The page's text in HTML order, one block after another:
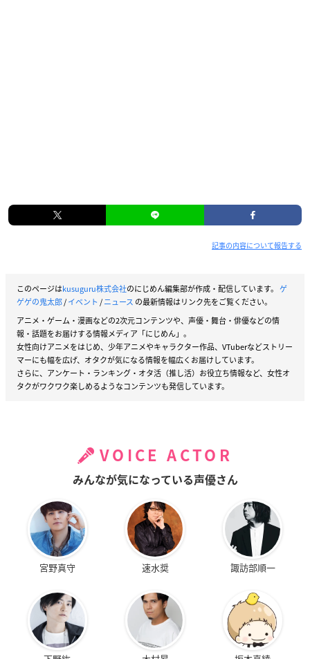
記事の内容について報告する
このページはkusuguru株式会社のにじめん編集部が作成・配信しています。 ゲ
ゲゲの鬼太郎/イベント /ニュース の最新情報はリンク先をご覧ください。
アニメ・ゲーム・漫画などの2次元コンテンツや、声優・舞台・俳優などの情
報・話題をお届けする情報メディア「にじめん」。
女性向けアニメをはじめ、少年アニメやキャラクター作品、VTuberなどストリー
マーにも幅を広げ、オタクが気になる情報を幅広くお届けしています。
さらに、アンケート・ランキング・オタ活（推し活）お役立ち情報など、女性オ
タクがワクワク楽しめるようなコンテンツも発信しています。
VOICE ACTOR
みんなが気になっている声優さん
宮野真守 速水奨 諏訪部順一